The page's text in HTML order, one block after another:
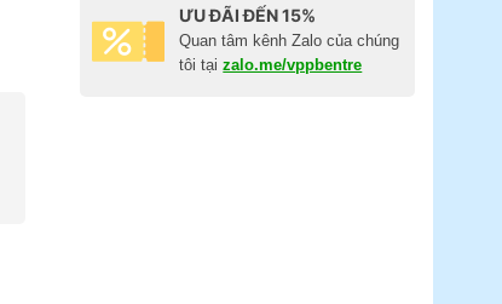
ƯU ĐÃI ĐẾN 15%
Quan tâm kênh Zalo của chúng
tôi tạizalo.me/vppbentre